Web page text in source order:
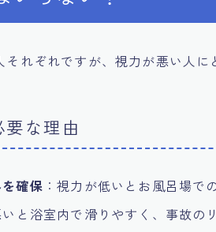
れぞれですが、視力が悪い人に
な理由
確保 ：視力が低いとお風呂場で
いと浴室内で滑りやすく、事故の